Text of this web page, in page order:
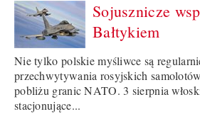
Sojusznicze
Bałtykiem
Nie tylko polskie myśliwce są
przechwytywania rosyjskich
pobliżu granic NATO. 3 sierpnia
stacjonujące...